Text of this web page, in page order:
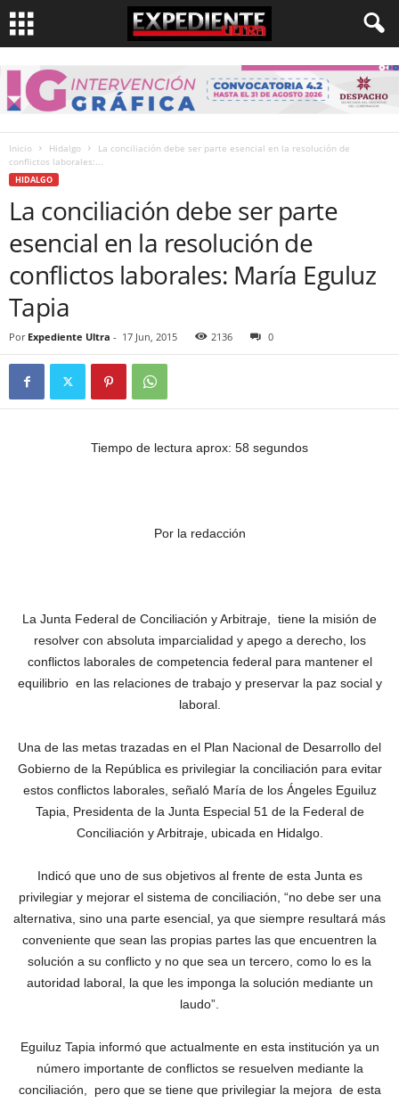
Inicio Hidalgo
La conciliación debe ser parte esencial en la resolución de
conflictos laborales:...
HIDALGO
La conciliación debe ser parte
esencial en la resolución de
conflictos laborales: María Eguluz
Tapia
Por Expediente Ultra - 17 Jun, 2015 2136 0
Tiempo de lectura aprox: 58 segundos
Por la redacción
La Junta Federal de Conciliación y Arbitraje, tiene la misión de
resolver con absoluta imparcialidad y apego a derecho, los
conflictos laborales de competencia federal para mantener el
equilibrio en las relaciones de trabajo y preservar la paz social y
laboral.
Una de las metas trazadas en el Plan Nacional de Desarrollo del
Gobierno de la República es privilegiar la conciliación para evitar
estos conflictos laborales, señaló María de los Ángeles Eguiluz
Tapia, Presidenta de la Junta Especial 51 de la Federal de
Conciliación y Arbitraje, ubicada en Hidalgo.
Indicó que uno de sus objetivos al frente de esta Junta es
privilegiar y mejorar el sistema de conciliación, “no debe ser una
alternativa, sino una parte esencial, ya que siempre resultará más
conveniente que sean las propias partes las que encuentren la
solución a su conflicto y no que sea un tercero, como lo es la
autoridad laboral, la que les imponga la solución mediante un
laudo”.
Eguiluz Tapia informó que actualmente en esta institución ya un
número importante de conflictos se resuelven mediante la
conciliación, pero que se tiene que privilegiar la mejora de esta